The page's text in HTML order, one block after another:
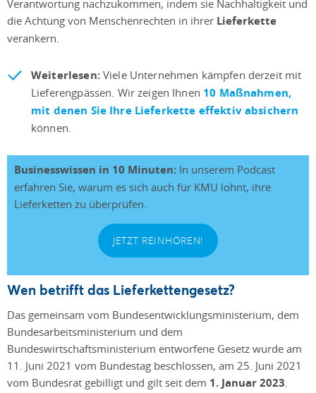
Verantwortung nachzukommen, indem sie Nachhaltigkeit und
die Achtung von Menschenrechten in ihrer Lieferkette
verankern.
Weiterlesen:Viele Unternehmen kämpfen derzeit mit
Lieferengpässen. Wir zeigen Ihnen 10 Maßnahmen,
mit denen Sie Ihre Lieferkette effektiv absichern
können.
Businesswissen in 10 Minuten: In unserem Podcast
erfahren Sie, warum es sich auch für KMU lohnt, ihre
Lieferketten zu überprüfen.
JETZT REINHÖREN!
Wen betrifft das Lieferkettengesetz?
Das gemeinsam vom Bundesentwicklungsministerium, dem
Bundesarbeitsministerium und dem
Bundeswirtschaftsministerium entworfene Gesetz wurde am
11. Juni 2021 vom Bundestag beschlossen, am 25. Juni 2021
vom Bundesrat gebilligt und gilt seit dem 1. Januar 2023